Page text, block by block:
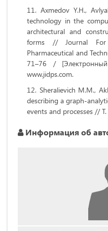
Axmedov Y.H.,
technology in the
architectural and
forms // Journal For
Pharmaceutical and
71–76 /
www.jidps.com.
Sheralievich M.M.,
describing a graph-
events and processes //
Информация об